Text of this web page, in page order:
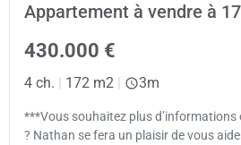
Appartement à vendre à
430.000 €
4 ch. | 172 m2 | 3m
***Vous souhaitez plus d’informations
? Nathan se fera un plaisir de vous